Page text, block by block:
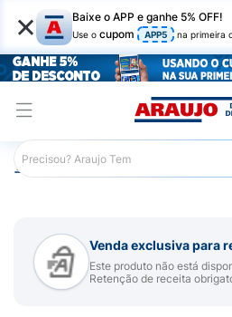
× Baixe o APP e ganhe 5% OFF!
Use o cupom APP5 na primeira
Araujo Medicamentos
Venda exclusiva para
Este produto não está
Retenção de receita